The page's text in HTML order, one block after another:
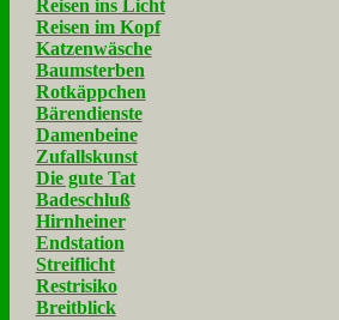
Reisen ins Licht
Reisen im Kopf
Katzenwäsche
Baumsterben
Rotkäppchen
Bärendienste
Damenbeine
Zufallskunst
Die gute Tat
Badeschluß
Hirnheiner
Endstation
Streiflicht
Restrisiko
Breitblick